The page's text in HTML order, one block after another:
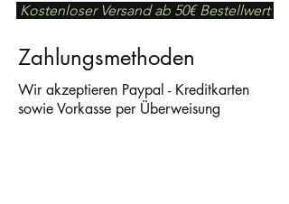
Kostenloser Versand ab 50€ Bestellwert
Zahlungsmethoden
Wir akzeptieren Paypal - Kreditkarten
sowie Vorkasse per Überweisung